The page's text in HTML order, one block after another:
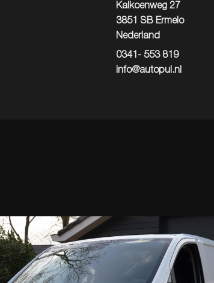
Kalkoenweg 27
3851 SB Ermelo
Nederland
0341- 553 819
info@autopul.nl